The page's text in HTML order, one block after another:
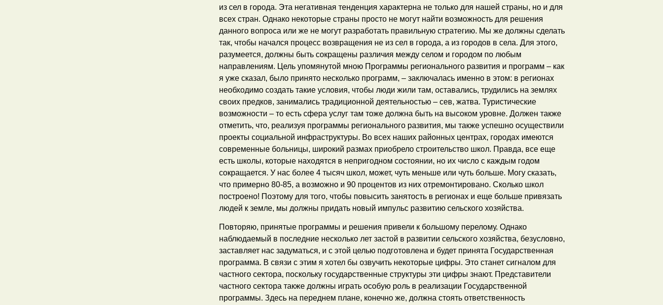
из сел в города. Эта негативная тенденция характерна не только для нашей страны, но и для
всех стран. Однако некоторые страны просто не могут найти возможность для решения
данного вопроса или же не могут разработать правильную стратегию. Мы же должны сделать
так, чтобы начался процесс возвращения не из сел в города, а из городов в села. Для этого,
разумеется, должны быть сокращены различия между селом и городом по любым
направлениям. Цель упомянутой мною Программы регионального развития и программ – как
я уже сказал, было принято несколько программ, – заключалась именно в этом: в регионах
необходимо создать такие условия, чтобы люди жили там, оставались, трудились на землях
своих предков, занимались традиционной деятельностью – сев, жатва. Туристические
возможности – то есть сфера услуг там тоже должна быть на высоком уровне. Должен также
отметить, что, реализуя программы регионального развития, мы также успешно осуществили
проекты социальной инфраструктуры. Во всех наших районных центрах, городах имеются
современные больницы, широкий размах приобрело строительство школ. Правда, все еще
есть школы, которые находятся в непригодном состоянии, но их число с каждым годом
сокращается. У нас более 4 тысяч школ, может, чуть меньше или чуть больше. Могу сказать,
что примерно 80-85, а возможно и 90 процентов из них отремонтировано. Сколько школ
построено! Поэтому для того, чтобы повысить занятость в регионах и еще больше привязать
людей к земле, мы должны придать новый импульс развитию сельского хозяйства.
Повторяю, принятые программы и решения привели к большому перелому. Однако
наблюдаемый в последние несколько лет застой в развитии сельского хозяйства, безусловно,
заставляет нас задуматься, и с этой целью подготовлена и будет принята Государственная
программа. В связи с этим я хотел бы озвучить некоторые цифры. Это станет сигналом для
частного сектора, поскольку государственные структуры эти цифры знают. Представители
частного сектора также должны играть особую роль в реализации Государственной
программы. Здесь на переднем плане, конечно же, должна стоять ответственность